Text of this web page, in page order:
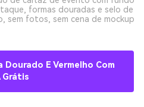
formas douradas e selo de
sem fotos, sem cena de mockup
Dourado E Vermelho Com
Grátis